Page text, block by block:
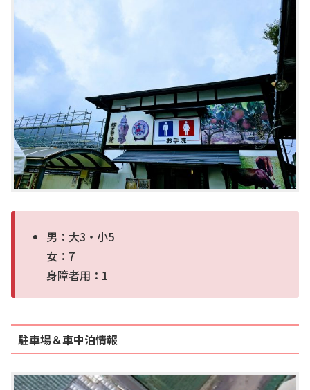
男：大3・小5
女：7
身障者用：1
駐車場＆車中泊情報